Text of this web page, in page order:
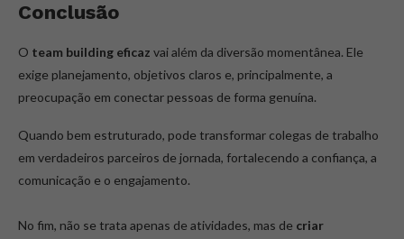
Conclusão
O team building eficaz vai além da diversão momentânea. Ele
exige planejamento, objetivos claros e, principalmente, a
preocupação em conectar pessoas de forma genuína.
Quando bem estruturado, pode transformar colegas de trabalho
em verdadeiros parceiros de jornada, fortalecendo a confiança, a
comunicação e o engajamento.
No fim, não se trata apenas de atividades, mas de criar